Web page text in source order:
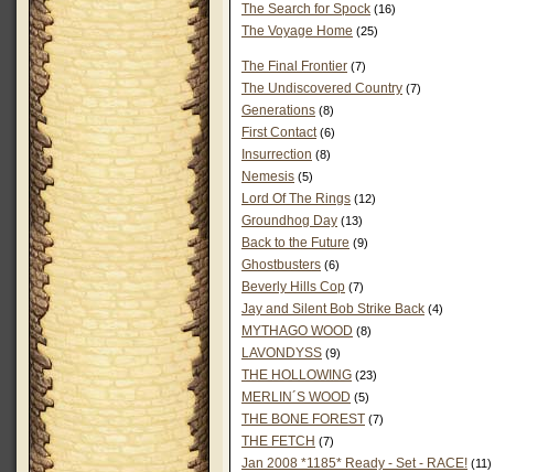
The Search for Spock (16)
The Voyage Home (25)
The Final Frontier (7)
The Undiscovered Country (7)
Generations (8)
First Contact (6)
Insurrection (8)
Nemesis (5)
Lord Of The Rings (12)
Groundhog Day (13)
Back to the Future (9)
Ghostbusters (6)
Beverly Hills Cop (7)
Jay and Silent Bob Strike Back (4)
MYTHAGO WOOD (8)
LAVONDYSS (9)
THE HOLLOWING (23)
MERLIN´S WOOD (5)
THE BONE FOREST (7)
THE FETCH (7)
Jan 2008 *1185* Ready - Set - RACE! (11)